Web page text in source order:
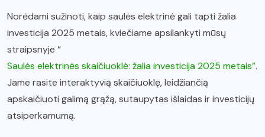
Norėdami sužinoti, kaip saulės elektrinė gali tapti žalia
investicija 2025 metais, kviečiame apsilankyti mūsų
straipsnyje “
Saulės elektrinės skaičiuoklė: žalia investicija 2025 metais”.
Jame rasite interaktyvią skaičiuoklę, leidžiančią
apskaičiuoti galimą grąžą, sutaupytas išlaidas ir investicijų
atsiperkamumą.